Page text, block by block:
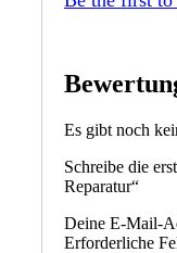
Es gibt noch
Schreibe die
Reparatur“
Deine E-Mail-
Erforderliche